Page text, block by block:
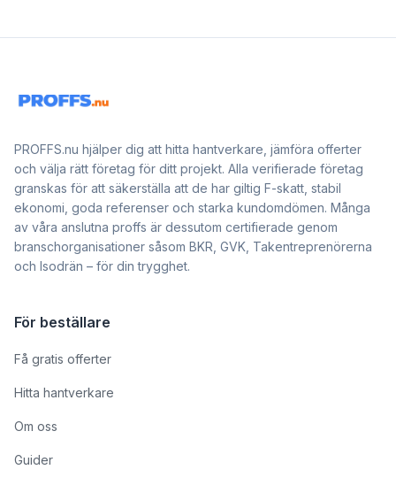
PROFFS.nu hjälper dig att hitta hantverkare, jämföra offerter
och välja rätt företag för ditt projekt. Alla verifierade företag
granskas för att säkerställa att de har giltig F-skatt, stabil
ekonomi, goda referenser och starka kundomdömen. Många
av våra anslutna proffs är dessutom certifierade genom
branschorganisationer såsom BKR, GVK, Takentreprenörerna
och Isodrän – för din trygghet.
För beställare
Få gratis offerter
Hitta hantverkare
Om oss
Guider